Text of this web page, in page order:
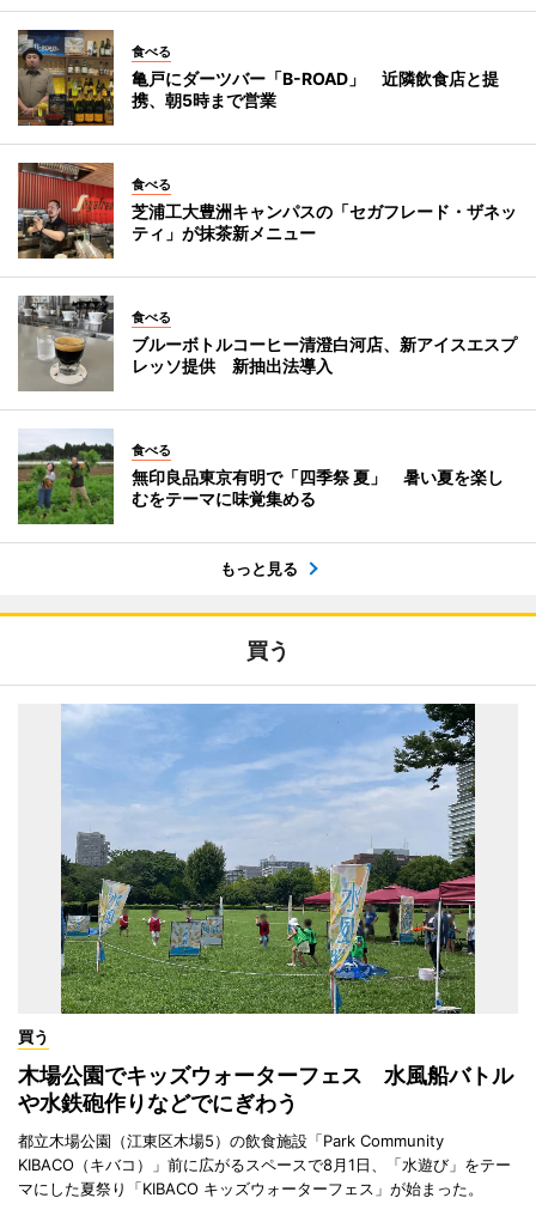
食べる
亀戸にダーツバー「B-ROAD」 近隣飲食店と提
携、朝5時まで営業
食べる
芝浦工大豊洲キャンパスの「セガフレード・ザネッ
ティ」が抹茶新メニュー
食べる
ブルーボトルコーヒー清澄白河店、新アイスエスプ
レッソ提供 新抽出法導入
食べる
無印良品東京有明で「四季祭 夏」 暑い夏を楽し
むをテーマに味覚集める
もっと見る
買う
買う
木場公園でキッズウォーターフェス 水風船バトル
や水鉄砲作りなどでにぎわう
都立木場公園（江東区木場5）の飲食施設「Park Community
KIBACO（キバコ）」前に広がるスペースで8月1日、「水遊び」をテー
マにした夏祭り「KIBACO キッズウォーターフェス」が始まった。